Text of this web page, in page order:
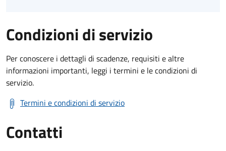
Condizioni di servizio
Per conoscere i dettagli di scadenze, requisiti e altre
informazioni importanti, leggi i termini e le condizioni di
servizio.
Termini e condizioni di servizio
Contatti